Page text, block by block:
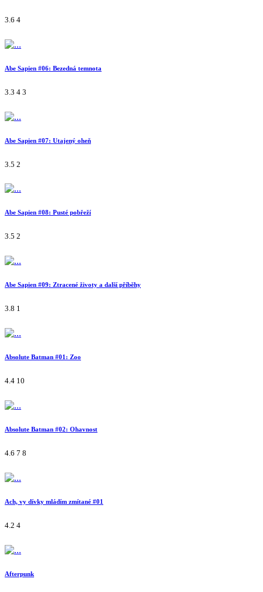
3.6 4
Abe Sapien #06: Bezedná temnota
3.3 4 3
Abe Sapien #07: Utajený oheň
3.5 2
Abe Sapien #08: Pusté pobřeží
3.5 2
Abe Sapien #09: Ztracené životy a další příběhy
3.8 1
Absolute Batman #01: Zoo
4.4 10
Absolute Batman #02: Ohavnost
4.6 7 8
Ach, vy dívky mládím zmítané #01
4.2 4
Afterpunk